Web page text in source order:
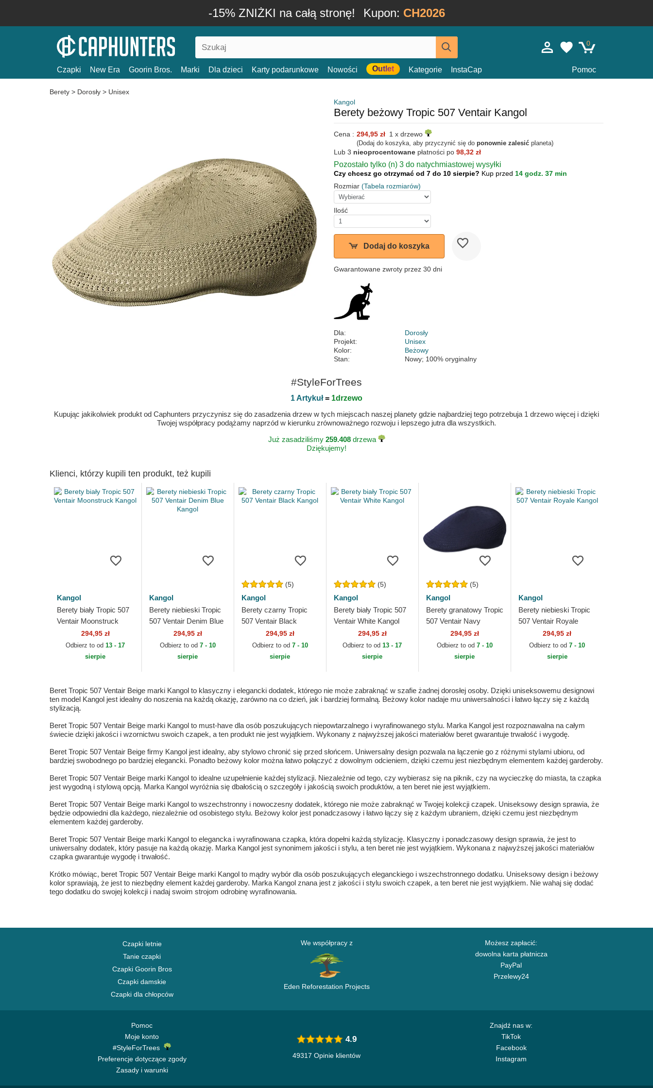
-15% ZNIŻKI na całą stronę! Kupon: CH2026
0
Czapki New Era Goorin Bros. Marki Dla dzieci Karty podarunkowe Nowości Outlet Kategorie InstaCap Pomoc
Berety > Dorosły > Unisex
Kangol
Berety beżowy Tropic 507 Ventair Kangol
Cena : 294,95 zł 1 x drzewo
(Dodaj do koszyka, aby przyczynić się do ponownie zalesić planeta)
Lub 3 nieoprocentowane płatności po 98,32 zł
Pozostało tylko (n) 3 do natychmiastowej wysyłki
Czy chcesz go otrzymać od 7 do 10 sierpie? Kup przed 14 godz. 37 min
Rozmiar (Tabela rozmiarów)
Ilość
Dodaj do koszyka
Gwarantowane zwroty przez 30 dni
Dla:
Dorosły
Projekt:
Unisex
Kolor:
Beżowy
Stan:
Nowy; 100% oryginalny
#StyleForTrees
1 Artykuł= 1drzewo
Kupując jakikolwiek produkt od Caphunters przyczynisz się do zasadzenia drzew w tych miejscach naszej planety gdzie najbardziej tego potrzebuja 1 drzewo więcej i dzięki
Twojej współpracy podążamy naprzód w kierunku zrównoważnego rozwoju i lepszego jutra dla wszystkich.
Już zasadziliśmy 259.408drzewa
Dziękujemy!
Klienci, którzy kupili ten produkt, też kupili
Kangol
Berety biały Tropic 507
Ventair Moonstruck
294,95 zł
Odbierz to od13 - 17
sierpie
Kangol
Berety niebieski Tropic
507 Ventair Denim Blue
294,95 zł
Odbierz to od 7 - 10
sierpie
(5)
Kangol
Berety czarny Tropic
507 Ventair Black
294,95 zł
Odbierz to od 7 - 10
sierpie
(5)
Kangol
Berety biały Tropic 507
Ventair White Kangol
294,95 zł
Odbierz to od13 - 17
sierpie
(5)
Kangol
Berety granatowy Tropic
507 Ventair Navy
294,95 zł
Odbierz to od 7 - 10
sierpie
Kangol
Berety niebieski Tropic
507 Ventair Royale
294,95 zł
Odbierz to od7 - 10
sierpie
Beret Tropic 507 Ventair Beige marki Kangol to klasyczny i elegancki dodatek, którego nie może zabraknąć w szafie żadnej dorosłej osoby. Dzięki uniseksowemu designowi
ten model Kangol jest idealny do noszenia na każdą okazję, zarówno na co dzień, jak i bardziej formalną. Beżowy kolor nadaje mu uniwersalności i łatwo łączy się z każdą
stylizacją.
Beret Tropic 507 Ventair Beige marki Kangol to must-have dla osób poszukujących niepowtarzalnego i wyrafinowanego stylu. Marka Kangol jest rozpoznawalna na całym
świecie dzięki jakości i wzornictwu swoich czapek, a ten produkt nie jest wyjątkiem. Wykonany z najwyższej jakości materiałów beret gwarantuje trwałość i wygodę.
Beret Tropic 507 Ventair Beige firmy Kangol jest idealny, aby stylowo chronić się przed słońcem. Uniwersalny design pozwala na łączenie go z różnymi stylami ubioru, od
bardziej swobodnego po bardziej elegancki. Ponadto beżowy kolor można łatwo połączyć z dowolnym odcieniem, dzięki czemu jest niezbędnym elementem każdej garderoby.
Beret Tropic 507 Ventair Beige marki Kangol to idealne uzupełnienie każdej stylizacji. Niezależnie od tego, czy wybierasz się na piknik, czy na wycieczkę do miasta, ta czapka
jest wygodną i stylową opcją. Marka Kangol wyróżnia się dbałością o szczegóły i jakością swoich produktów, a ten beret nie jest wyjątkiem.
Beret Tropic 507 Ventair Beige marki Kangol to wszechstronny i nowoczesny dodatek, którego nie może zabraknąć w Twojej kolekcji czapek. Uniseksowy design sprawia, że
będzie odpowiedni dla każdego, niezależnie od osobistego stylu. Beżowy kolor jest ponadczasowy i łatwo łączy się z każdym ubraniem, dzięki czemu jest niezbędnym
elementem każdej garderoby.
Beret Tropic 507 Ventair Beige marki Kangol to elegancka i wyrafinowana czapka, która dopełni każdą stylizację. Klasyczny i ponadczasowy design sprawia, że jest to
uniwersalny dodatek, który pasuje na każdą okazję. Marka Kangol jest synonimem jakości i stylu, a ten beret nie jest wyjątkiem. Wykonana z najwyższej jakości materiałów
czapka gwarantuje wygodę i trwałość.
Krótko mówiąc, beret Tropic 507 Ventair Beige marki Kangol to mądry wybór dla osób poszukujących eleganckiego i wszechstronnego dodatku. Uniseksowy design i beżowy
kolor sprawiają, że jest to niezbędny element każdej garderoby. Marka Kangol znana jest z jakości i stylu swoich czapek, a ten beret nie jest wyjątkiem. Nie wahaj się dodać
tego dodatku do swojej kolekcji i nadaj swoim strojom odrobinę wyrafinowania.
Czapki letnie
Tanie czapki
Czapki Goorin Bros
Czapki damskie
Czapki dla chłopców
We współpracy z
Eden Reforestation Projects
Możesz zapłacić:
dowolna karta płatnicza
PayPal
Przelewy24
Pomoc
Moje konto
#StyleForTrees
Preferencje dotyczące zgody
Zasady i warunki
Znajdź nas w:
TikTok
Facebook
Instagram
4.9
49317 Opinie klientów